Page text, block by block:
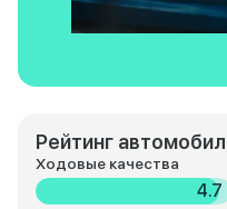
Рейтинг
Ходовые качества
4.7